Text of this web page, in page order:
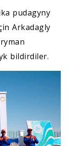
pudagyny
Arkadagly
bildirdiler.